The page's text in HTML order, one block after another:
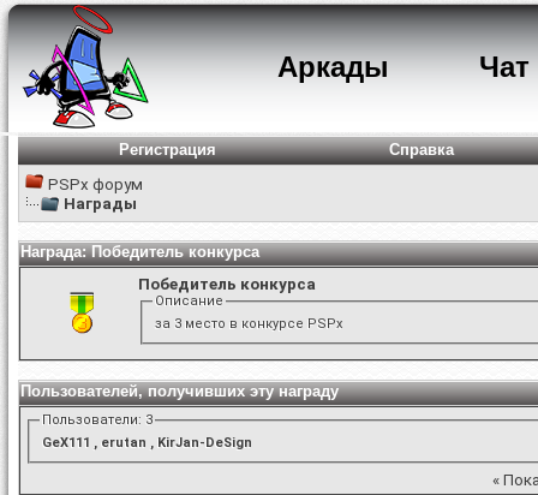
Аркады Чат
Регистрация
Справка
PSPx форум
Награды
Награда: Победитель конкурса
Победитель конкурса
Описание
за 3 место в конкурсе PSPx
Пользователей, получивших эту награду
Пользователи: 3
GeX111 , erutan ,KirJan-DeSign
«